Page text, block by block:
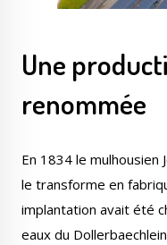
Une
renommée
En 1834 le
le transforme en
implantation avait été
eaux du